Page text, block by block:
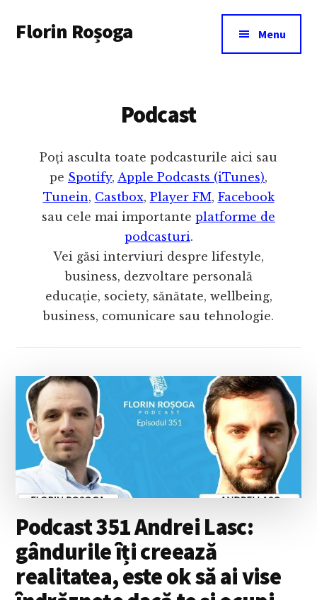
main
menu
Florin Roșoga Menu
Podcast
Poți asculta toate podcasturile aici sau
pe Spotify, Apple Podcasts (iTunes),
Tunein, Castbox, Player FM, Facebook
sau cele mai importante platforme de
podcasturi.
Vei găsi interviuri despre lifestyle,
business, dezvoltare personală
educație, society, sănătate, wellbeing,
business, comunicare sau tehnologie.
Podcast 351 Andrei Lasc:
gândurile îți creează
realitatea, este ok să ai vise